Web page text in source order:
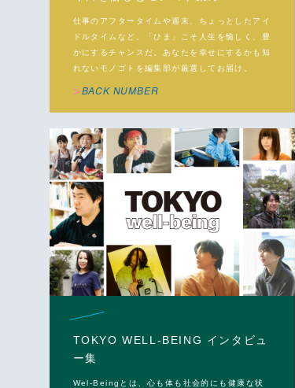
仕事のアフタータイムや週末、ちょっとしたアイ
ドルタイムなど。「ひま」こそ人生を愉しく、豊
かにするチャンスだ。あなたを幸せにするかも知
れないモノゴトを編集部が厳選してお届け。
BACK NUMBER
TOKYO WELL-BEING インタビュ
ー集
Wel-Beingとは、心も体も社会的にも健康な状